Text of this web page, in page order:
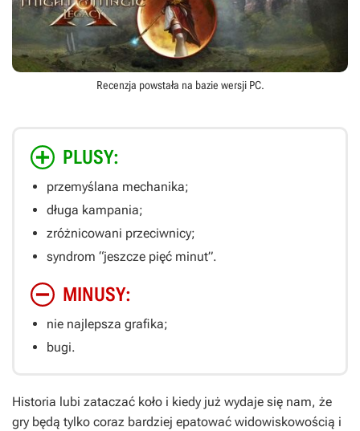
Recenzja powstała na bazie wersji PC.
PLUSY:
przemyślana mechanika;
długa kampania;
zróżnicowani przeciwnicy;
syndrom “jeszcze pięć minut”.
MINUSY:
nie najlepsza grafika;
bugi.
Historia lubi zataczać koło i kiedy już wydaje się nam, że
gry będą tylko coraz bardziej epatować widowiskowością i